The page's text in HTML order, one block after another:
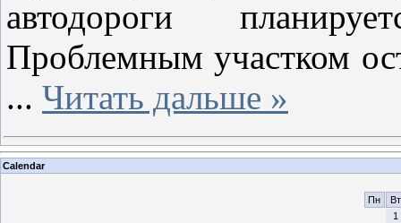
автодороги
Проблемным участком
... Читать дальше »
Calendar
Пн
Вт
1